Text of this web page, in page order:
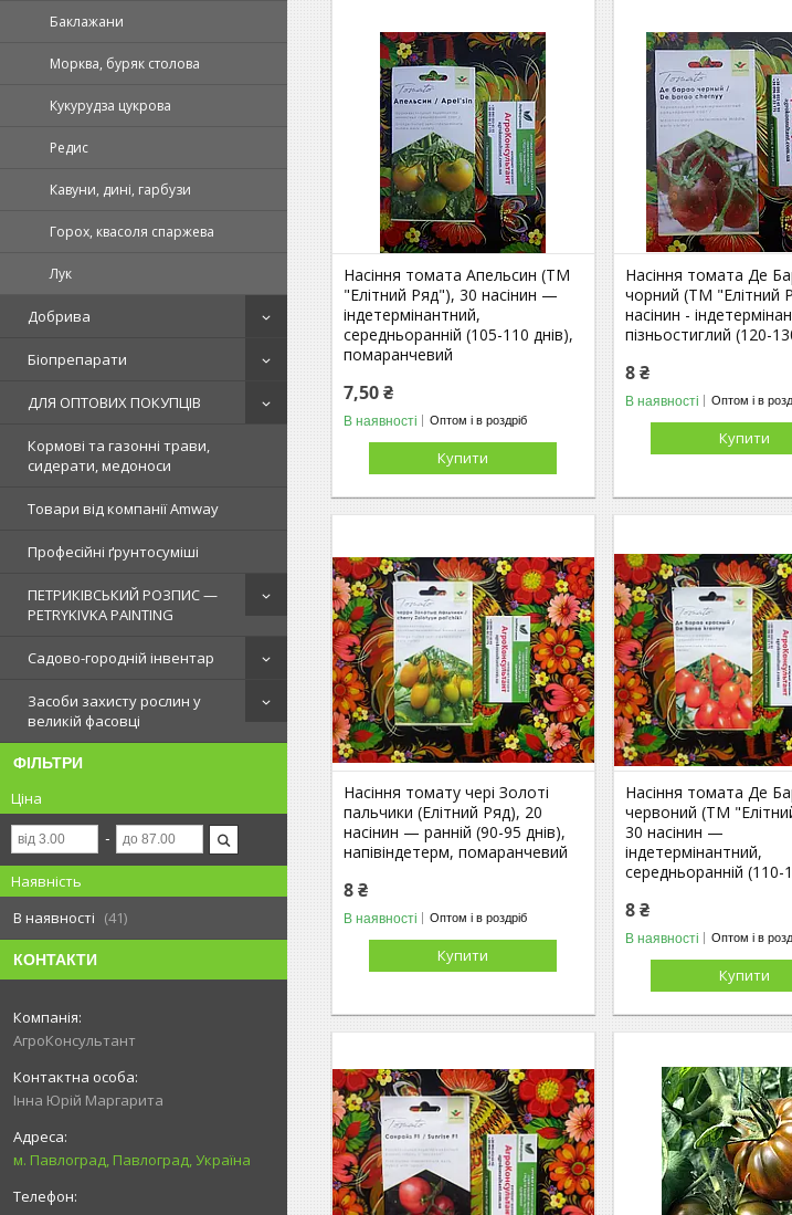
Баклажани
Морква, буряк столова
Кукурудза цукрова
Редис
Кавуни, дині, гарбузи
Горох, квасоля спаржева
Лук
Добрива
Біопрепарати
ДЛЯ ОПТОВИХ ПОКУПЦІВ
Кормові та газонні трави,
сидерати, медоноси
Товари від компанії Amway
Професійні ґрунтосуміші
ПЕТРИКІВСЬКИЙ РОЗПИС —
PETRYKIVKA PAINTING
Садово-городній інвентар
Засоби захисту рослин у
великій фасовці
ФІЛЬТРИ
Ціна
Наявність
В наявності
41
КОНТАКТИ
АгроКонсультант
Інна Юрій Маргарита
м. Павлоград, Павлоград, Україна
Насіння томата Апельсин (ТМ
"Елітний Ряд"), 30 насінин —
індетермінантний,
середньоранній (105-110 днів),
помаранчевий
7,50 ₴
В наявності Оптом і в роздріб
Купити
Насіння томата Де
чорний (ТМ "Елітний
насінин -
пізньостиглий (120-
8 ₴
В наявності Оптом і в
Купити
Насіння томату чері Золоті
пальчики (Елітний Ряд), 20
насінин — ранній (90-95 днів),
напівіндетерм, помаранчевий
8 ₴
В наявності Оптом і в роздріб
Купити
Насіння томата Де
червоний (ТМ
30 насінин —
індетермінантний,
середньоранній (110-
8 ₴
В наявності Оптом і в
Купити